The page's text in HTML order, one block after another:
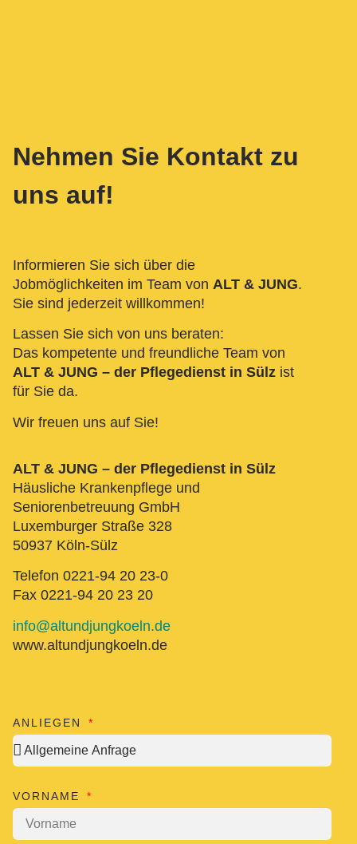
Nehmen Sie Kontakt zu
uns auf!
Informieren Sie sich über die
Jobmöglichkeiten im Team von ALT & JUNG.
Sie sind jederzeit willkommen!
Lassen Sie sich von uns beraten:
Das kompetente und freundliche Team von
ALT & JUNG – der Pflegedienst in Sülz ist
für Sie da.
Wir freuen uns auf Sie!
ALT & JUNG – der Pflegedienst in Sülz
Häusliche Krankenpflege und
Seniorenbetreuung GmbH
Luxemburger Straße 328
50937 Köln-Sülz
Telefon 0221-94 20 23-0
Fax 0221-94 20 23 20
info@altundjungkoeln.de
www.altundjungkoeln.de
ANLIEGEN
VORNAME